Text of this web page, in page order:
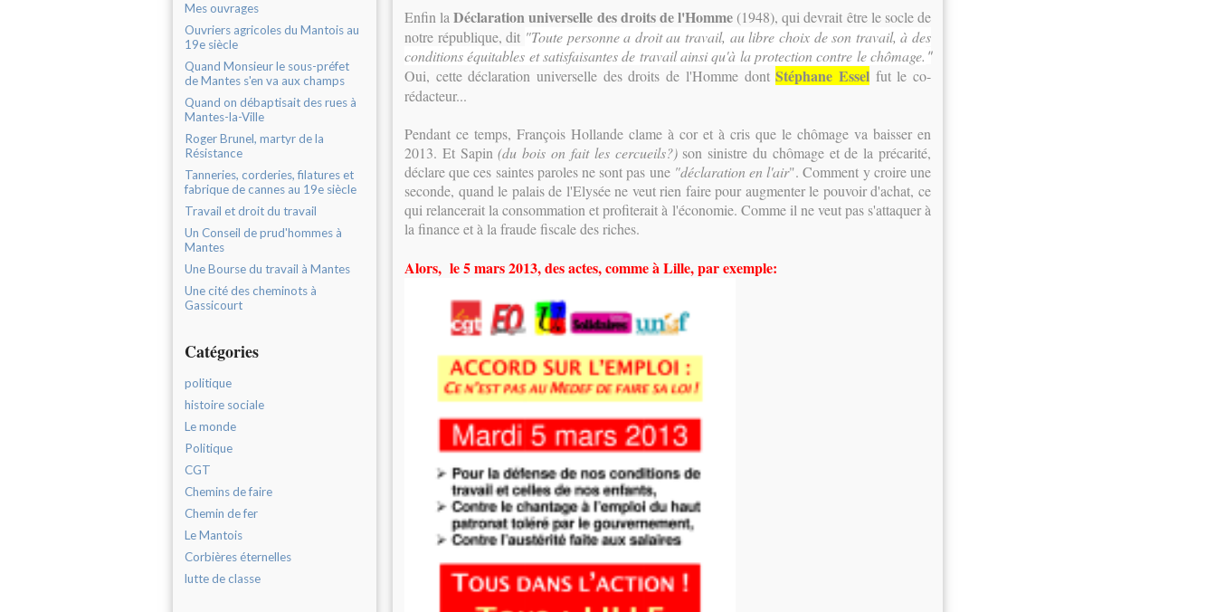
Mes ouvrages
Ouvriers agricoles du Mantois au
19e siècle
Quand Monsieur le sous-préfet
de Mantes s'en va aux champs
Quand on débaptisait des rues à
Mantes-la-Ville
Roger Brunel, martyr de la
Résistance
Tanneries, corderies, filatures et
fabrique de cannes au 19e siècle
Travail et droit du travail
Un Conseil de prud'hommes à
Mantes
Une Bourse du travail à Mantes
Une cité des cheminots à
Gassicourt
Catégories
politique
histoire sociale
Le monde
Politique
CGT
Chemins de faire
Chemin de fer
Le Mantois
Corbières éternelles
lutte de classe
Enfin laDéclaration universelle des droits de l'Homme (1948), qui devrait être le socle de
notre république, dit "Toute personne a droit au travail, au libre choix de son travail, à des
conditions équitables et satisfaisantes de travail ainsi qu'à la protection contre le chômage. "
Oui, cette déclaration universelle des droits de l'Homme dontStéphane Esselfut le co-
rédacteur...
Pendant ce temps, François Hollande clame à cor et à cris que le chômage va baisser en
2013. Et Sapin(du bois on fait les cercueils?)son sinistre du chômage et de la précarité,
déclare que ces saintes paroles ne sont pas une "déclaration en l'air". Comment y croire une
seconde, quand le palais de l'Elysée ne veut rien faire pour augmenter le pouvoir d'achat, ce
qui relancerait la consommation et profiterait à l'économie. Comme il ne veut pas s'attaquer à
la finance et à la fraude fiscale des riches.
Alors, le 5 mars 2013, des actes, comme à Lille, par exemple: